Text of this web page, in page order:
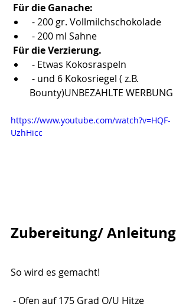
Für die Ganache:
- 200 gr. Vollmilchschokolade
- 200 ml Sahne
Für die Verzierung.
- Etwas Kokosraspeln
Bounty)UNBEZAHLTE WERBUNG
https://www.youtube.com/watch?v=HQF-
UzhHicc
Zubereitung/ Anleitung
So wird es gemacht!